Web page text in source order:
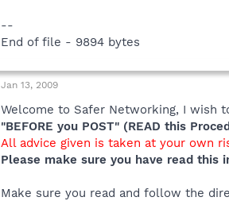
--
End of file - 9894 bytes
Jan 13, 2009
Welcome to Safer Networking, I wish
"BEFORE you POST" (READ this
All advice given is taken at your own
Please make sure you have read this
Make sure you read and follow the